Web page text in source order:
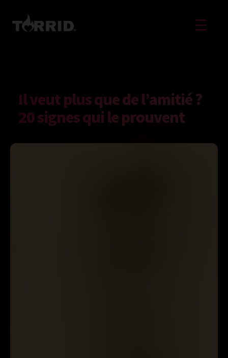
☰
Il veut plus que de l’amitié ?
20 signes qui le prouvent